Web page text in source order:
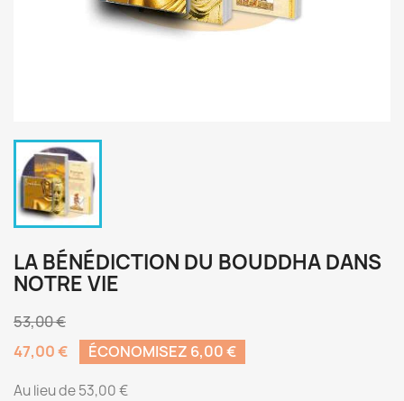
LA BÉNÉDICTION DU BOUDDHA DANS
NOTRE VIE
53,00 €
47,00 €
ÉCONOMISEZ 6,00 €
Au lieu de 53,00 €